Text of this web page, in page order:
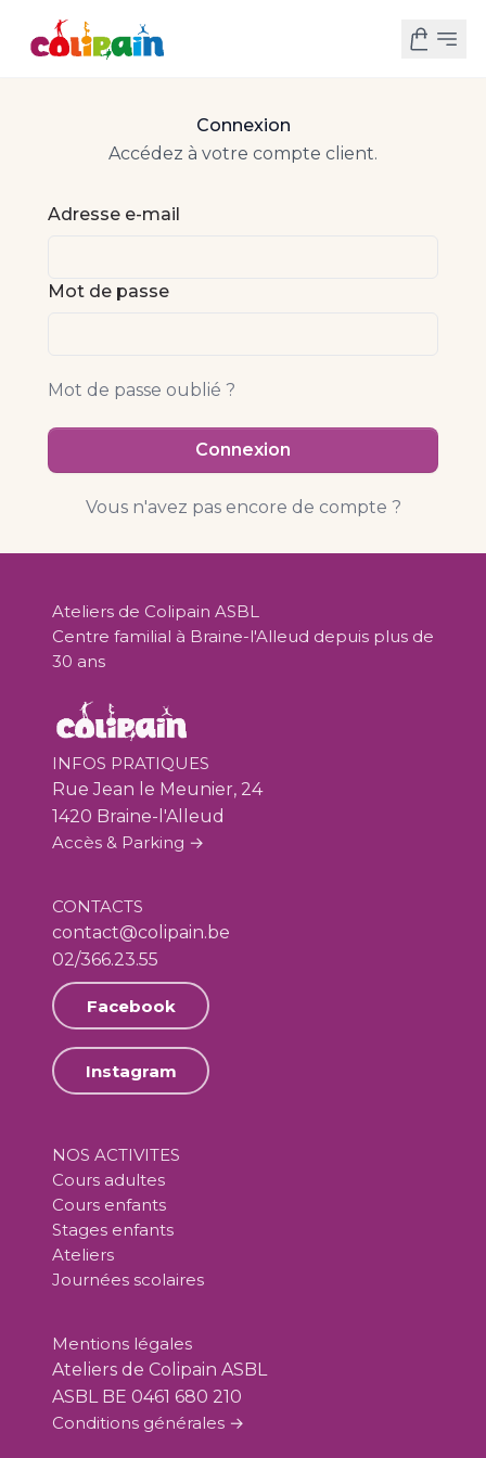
Connexion
Accédez à votre compte client.
Adresse e-mail
Mot de passe
Mot de passe oublié ?
Connexion
Vous n'avez pas encore de compte ?
Ateliers de Colipain ASBL
Centre familial à Braine-l'Alleud depuis plus de
30 ans
INFOS PRATIQUES
Rue Jean le Meunier, 24
1420 Braine-l'Alleud
Accès & Parking →
CONTACTS
contact@colipain.be
02/366.23.55
Facebook
Instagram
NOS ACTIVITES
Cours adultes
Cours enfants
Stages enfants
Ateliers
Journées scolaires
Mentions légales
Ateliers de Colipain ASBL
ASBL BE 0461 680 210
Conditions générales →